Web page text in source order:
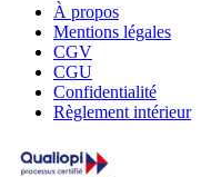
À propos
Mentions légales
CGV
CGU
Confidentialité
Règlement intérieur